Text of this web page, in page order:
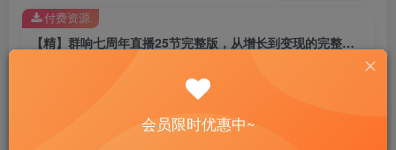
【精】群响七周年直播25节完整版，从增长到变现的完整复盘，完整回放|精华梳理|实战案例
8.8
免费
付费资源
会员限时优惠中~